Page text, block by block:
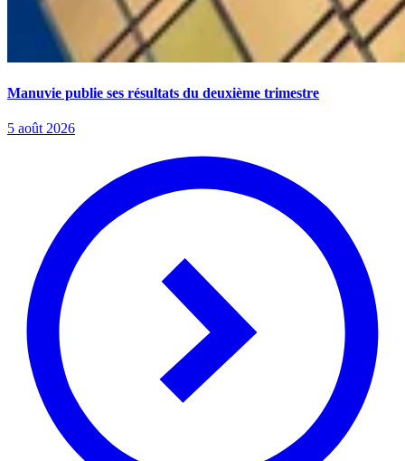
Manuvie publie ses résultats du deuxième trimestre
5 août 2026